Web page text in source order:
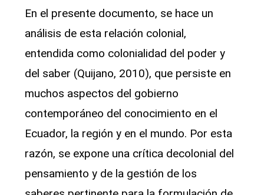
En el presente documento, se hace un
análisis de esta relación colonial,
entendida como colonialidad del poder y
del saber (Quijano, 2010), que persiste en
muchos aspectos del gobierno
contemporáneo del conocimiento en el
Ecuador, la región y en el mundo. Por esta
razón, se expone una crítica decolonial del
pensamiento y de la gestión de los